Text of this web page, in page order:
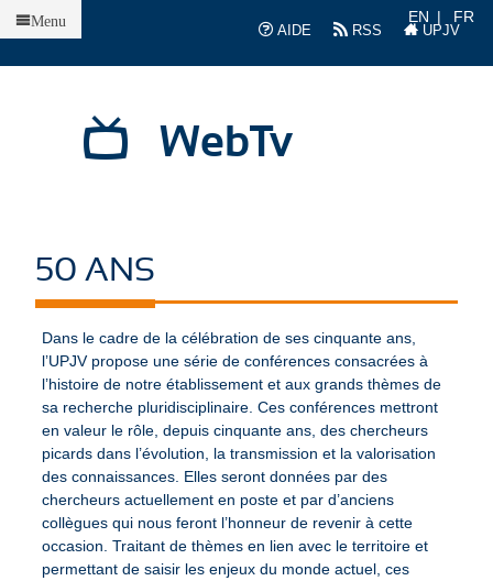
AIDE
RSS UPJV
EN FR
WebTv
Menu
50 ANS
Dans le cadre de la célébration de ses cinquante ans,
l’UPJV propose une série de conférences consacrées à
l’histoire de notre établissement et aux grands thèmes de
sa recherche pluridisciplinaire. Ces conférences mettront
en valeur le rôle, depuis cinquante ans, des chercheurs
picards dans l’évolution, la transmission et la valorisation
des connaissances. Elles seront données par des
chercheurs actuellement en poste et par d’anciens
collègues qui nous feront l’honneur de revenir à cette
occasion. Traitant de thèmes en lien avec le territoire et
permettant de saisir les enjeux du monde actuel, ces